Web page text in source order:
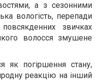
а з сезонними
вологість, перепади
звичках
волосся змушене
як погіршення стану,
реакцію на інший